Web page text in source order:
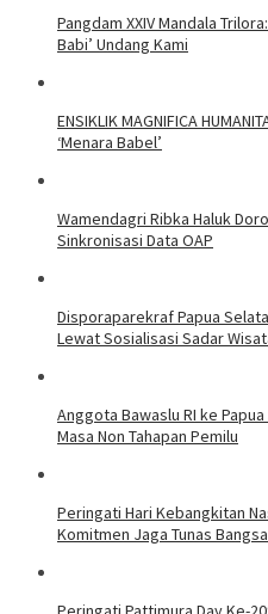
​Pangdam XXIV Mandala
Babi’ Undang Kami
ENSIKLIK MAGNIFICA
‘Menara Babel’
Wamendagri Ribka Haluk
Sinkronisasi Data OAP
Disporaparekraf Papua
Lewat Sosialisasi Sadar
Anggota Bawaslu RI ke
Masa Non Tahapan Pemilu
Peringati Hari Kebangkitan
Komitmen Jaga Tunas